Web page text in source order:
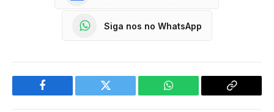
Siga nos no WhatsApp
Facebook Twitter WhatsApp
Copy